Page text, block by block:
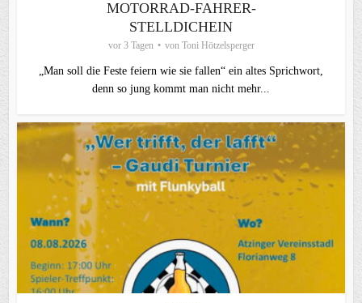
MOTORRAD-FAHRER-
STELLDICHEIN
vor 3 Tagen von Toni Hötzelsperger
„Man soll die Feste feiern wie sie fallen“ ein altes Sprichwort,
denn so jung kommt man nicht mehr...